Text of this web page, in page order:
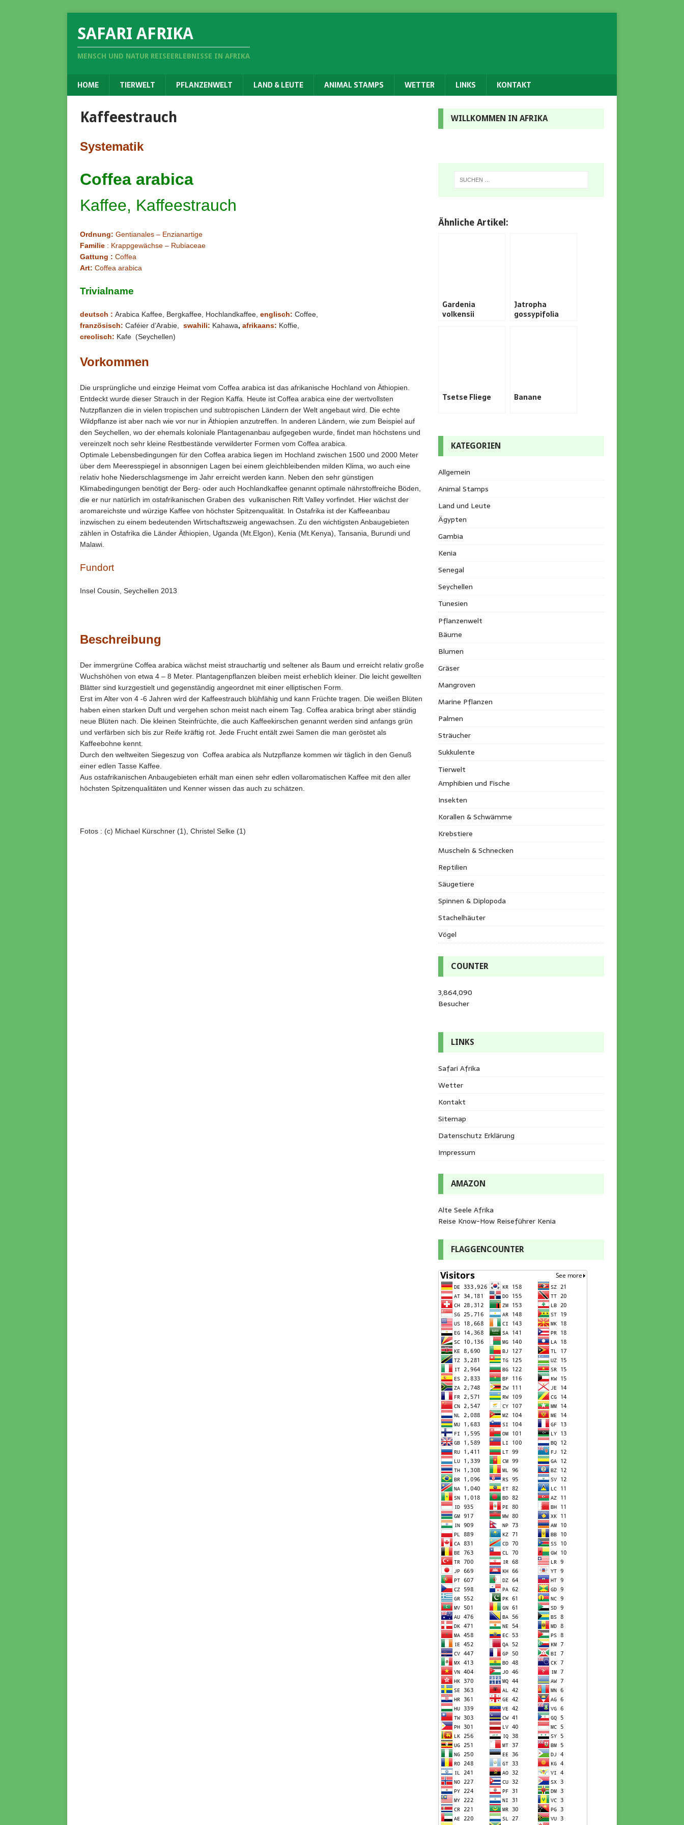
SAFARI AFRIKA
MENSCH UND NATUR REISEERLEBNISSE IN AFRIKA
HOME TIERWELT PFLANZENWELT LAND & LEUTE ANIMAL STAMPS WETTER LINKS KONTAKT
Kaffeestrauch
Systematik
Coffea arabica
Kaffee, Kaffeestrauch
Ordnung: Gentianales – Enzianartige
Familie : Krappgewächse – Rubiaceae
Gattung : Coffea
Art: Coffea arabica
Trivialname
deutsch : Arabica Kaffee, Bergkaffee, Hochlandkaffee, englisch: Coffee,
französisch: Caféier d’Arabie, swahili: Kahawa, afrikaans: Koffie,
creolisch: Kafe (Seychellen)
Vorkommen
Die ursprüngliche und einzige Heimat vom Coffea arabica ist das afrikanische Hochland von Äthiopien.
Entdeckt wurde dieser Strauch in der Region Kaffa. Heute ist Coffea arabica eine der wertvollsten
Nutzpflanzen die in vielen tropischen und subtropischen Ländern der Welt angebaut wird. Die echte
Wildpflanze ist aber nach wie vor nur in Äthiopien anzutreffen. In anderen Ländern, wie zum Beispiel auf
den Seychellen, wo der ehemals koloniale Plantagenanbau aufgegeben wurde, findet man höchstens und
vereinzelt noch sehr kleine Restbestände verwilderter Formen vom Coffea arabica.
Optimale Lebensbedingungen für den Coffea arabica liegen im Hochland zwischen 1500 und 2000 Meter
über dem Meeresspiegel in absonnigen Lagen bei einem gleichbleibenden milden Klima, wo auch eine
relativ hohe Niederschlagsmenge im Jahr erreicht werden kann. Neben den sehr günstigen
Klimabedingungen benötigt der Berg- oder auch Hochlandkaffee genannt optimale nährstoffreiche Böden,
die er nur natürlich im ostafrikanischen Graben des vulkanischen Rift Valley vorfindet. Hier wächst der
aromareichste und würzige Kaffee von höchster Spitzenqualität. In Ostafrika ist der Kaffeeanbau
inzwischen zu einem bedeutenden Wirtschaftszweig angewachsen. Zu den wichtigsten Anbaugebieten
zählen in Ostafrika die Länder Äthiopien, Uganda (Mt.Elgon), Kenia (Mt.Kenya), Tansania, Burundi und
Malawi.
Fundort
Insel Cousin, Seychellen 2013
Beschreibung
Der immergrüne Coffea arabica wächst meist strauchartig und seltener als Baum und erreicht relativ große
Wuchshöhen von etwa 4 – 8 Meter. Plantagenpflanzen bleiben meist erheblich kleiner. Die leicht gewellten
Blätter sind kurzgestielt und gegenständig angeordnet mit einer elliptischen Form.
Erst im Alter von 4 -6 Jahren wird der Kaffeestrauch blühfähig und kann Früchte tragen. Die weißen Blüten
haben einen starken Duft und vergehen schon meist nach einem Tag. Coffea arabica bringt aber ständig
neue Blüten nach. Die kleinen Steinfrüchte, die auch Kaffeekirschen genannt werden sind anfangs grün
und verfärben sich bis zur Reife kräftig rot. Jede Frucht entält zwei Samen die man geröstet als
Kaffeebohne kennt.
Durch den weltweiten Siegeszug von Coffea arabica als Nutzpflanze kommen wir täglich in den Genuß
einer edlen Tasse Kaffee.
Aus ostafrikanischen Anbaugebieten erhält man einen sehr edlen vollaromatischen Kaffee mit den aller
höchsten Spitzenqualitäten und Kenner wissen das auch zu schätzen.
Fotos : (c) Michael Kürschner (1), Christel Selke (1)
WILLKOMMEN IN AFRIKA
Ähnliche Artikel:
Gardenia
volkensii
Jatropha
gossypifolia
Tsetse Fliege Banane
KATEGORIEN
Allgemein
Animal Stamps
Land und Leute
Ägypten
Gambia
Kenia
Senegal
Seychellen
Tunesien
Pflanzenwelt
Bäume
Blumen
Gräser
Mangroven
Marine Pflanzen
Palmen
Sträucher
Sukkulente
Tierwelt
Amphibien und Fische
Insekten
Korallen & Schwämme
Krebstiere
Muscheln & Schnecken
Reptilien
Säugetiere
Spinnen & Diplopoda
Stachelhäuter
Vögel
COUNTER
3,864,090
Besucher
LINKS
Safari Afrika
Wetter
Kontakt
Sitemap
Datenschutz Erklärung
Impressum
AMAZON
Alte Seele Afrika
Reise Know-How Reiseführer Kenia
FLAGGENCOUNTER